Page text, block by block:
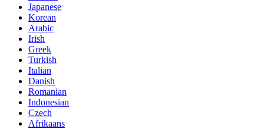
Japanese
Korean
Arabic
Irish
Greek
Turkish
Italian
Danish
Romanian
Indonesian
Czech
Afrikaans